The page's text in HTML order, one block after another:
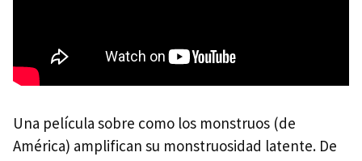
Una película sobre como los monstruos (de
América) amplifican su monstruosidad latente. De